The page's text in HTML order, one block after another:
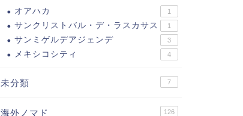
オアハカ 1
サンクリストバル・デ・ラスカサス 1
サンミゲルデアジェンデ 3
メキシコシティ 4
未分類 7
海外ノマド 126